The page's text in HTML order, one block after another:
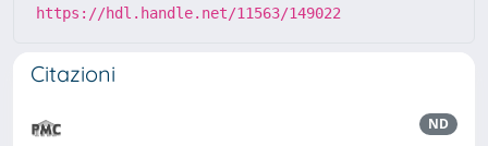
https://hdl.handle.net/11563/149022
Citazioni
ND